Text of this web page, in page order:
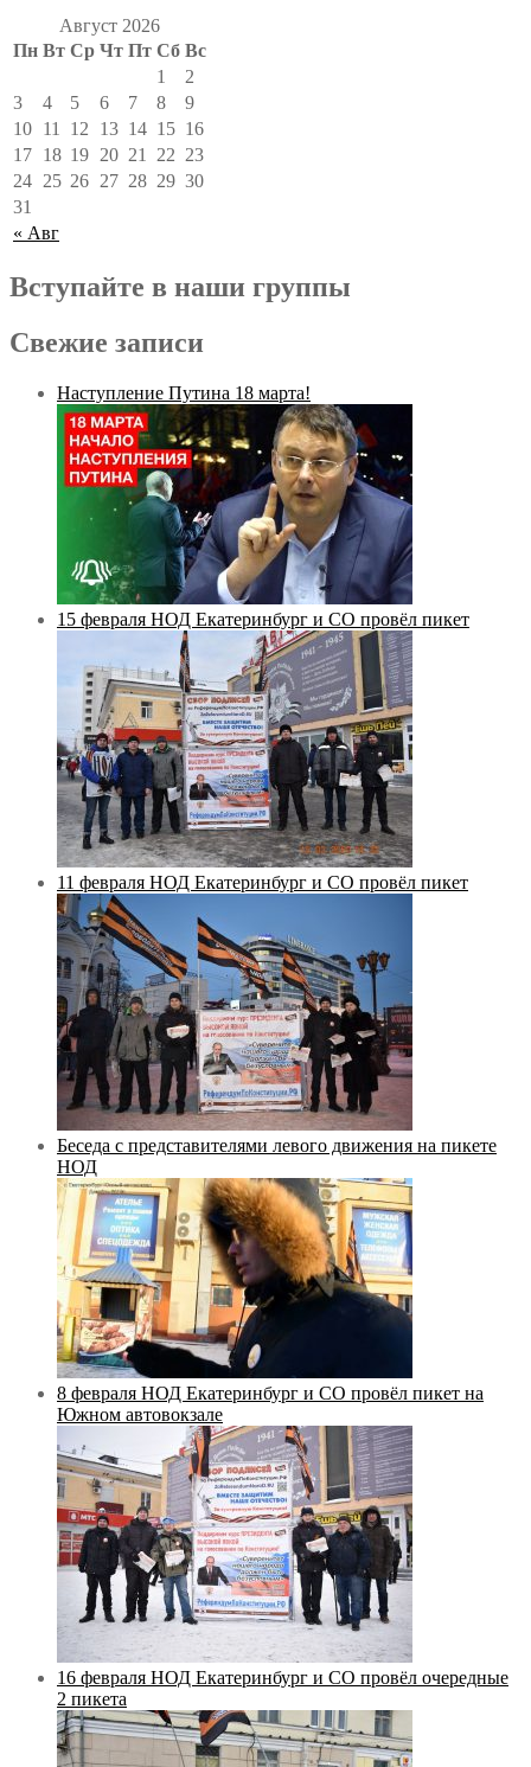
Август 2026
Пн Вт Ср Чт Пт Сб Вс
« Авг
1
2
3
4 5 6 7 8
9
10 11 12 13 14 15 16
17 18 19 20 21 22 23
24 25 26 27 28 29 30
31
Вступайте в наши группы
Свежие записи
Наступление Путина 18 марта!
15 февраля НОД Екатеринбург и СО провёл пикет
11 февраля НОД Екатеринбург и СО провёл пикет
Беседа с представителями левого движения на пикете
НОД
8 февраля НОД Екатеринбург и СО провёл пикет на
Южном автовокзале
16 февраля НОД Екатеринбург и СО провёл очередные
2 пикета